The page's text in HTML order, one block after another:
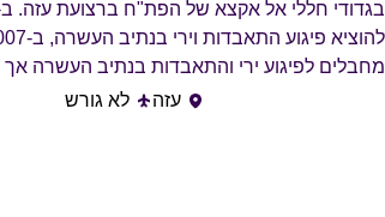
מחבלים לפיגוע ירי והתאבדות בנתיב העשרה אך
עזה לא גורש